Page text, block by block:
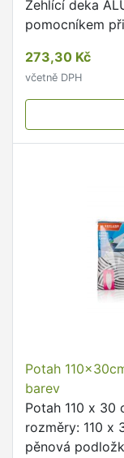
Žehlící deka
pomocníkem
273,30 Kč
včetně DPH
Potah
barev
Potah 110 x 30
rozměry: 110 x
pěnová